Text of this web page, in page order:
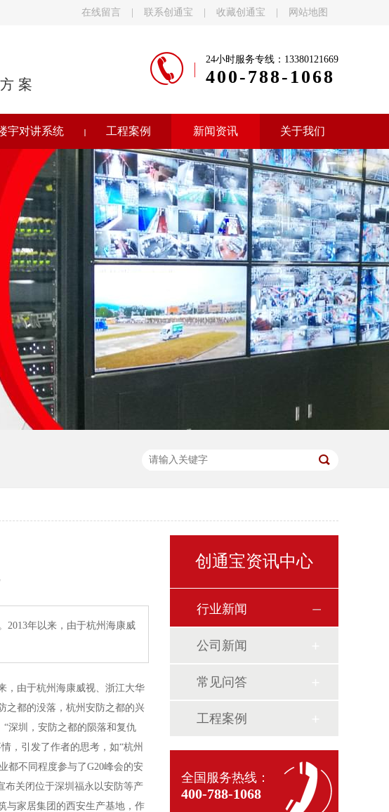
在线留言 联系创通宝 收藏创通宝 网站地图
24小时服务专线：13380121669
400-788-1068
案
宇对讲系统 工程案例 新闻资讯 关于我们
2013年以来，由于杭州海康威
，由于杭州海康威视、浙江大华
之都的没落，杭州安防之都的兴
深圳，安防之都的陨落和复仇
，引发了作者的思考，如“杭州
都不同程度参与了G20峰会的安
布关闭位于深圳福永以安防等产
与家居集团的西安生产基地，作
创通宝资讯中心
行业新闻
公司新闻
常见问答
工程案例
全国服务热线：
400-788-1068